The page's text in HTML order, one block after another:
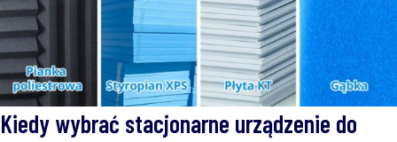
Kiedy wybrać stacjonarne urządzenie do